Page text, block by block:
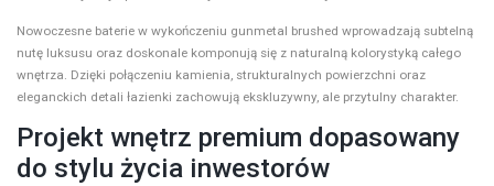
Nowoczesne baterie w wykończeniu gunmetal brushed wprowadzają subtelną
nutę luksusu oraz doskonale komponują się z naturalną kolorystyką całego
wnętrza. Dzięki połączeniu kamienia, strukturalnych powierzchni oraz
eleganckich detali łazienki zachowują ekskluzywny, ale przytulny charakter.
Projekt wnętrz premium dopasowany
do stylu życia inwestorów